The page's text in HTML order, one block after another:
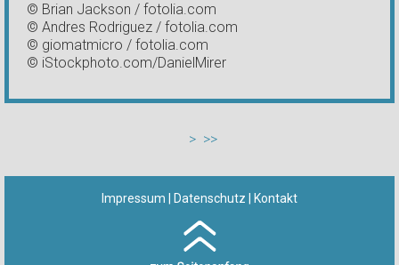
© Brian Jackson / fotolia.com
© Andres Rodriguez / fotolia.com
© giomatmicro / fotolia.com
© iStockphoto.com/DanielMirer
> >>
Impressum Datenschutz Kontakt